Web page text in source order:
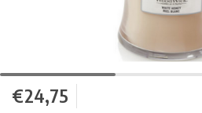
€24,75